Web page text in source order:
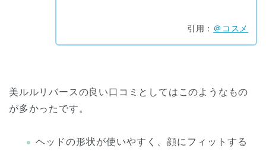
引用： ＠コスメ
美ルルリバースの良い口コミとしてはこのようなもの
が多かったです。
ヘッドの形状が使いやすく、顔にフィットする